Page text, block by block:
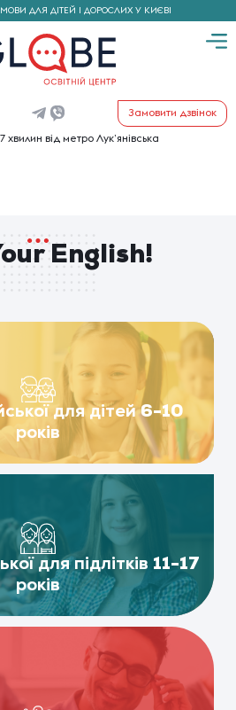
ДЛЯ ДІТЕЙ І ДОРОСЛИХ У КИЄВІ
Замовити дзвінок
7 хвилин від метро Лук’янівська
English!
для дітей 6-10
років
для підлітків 11-17
років